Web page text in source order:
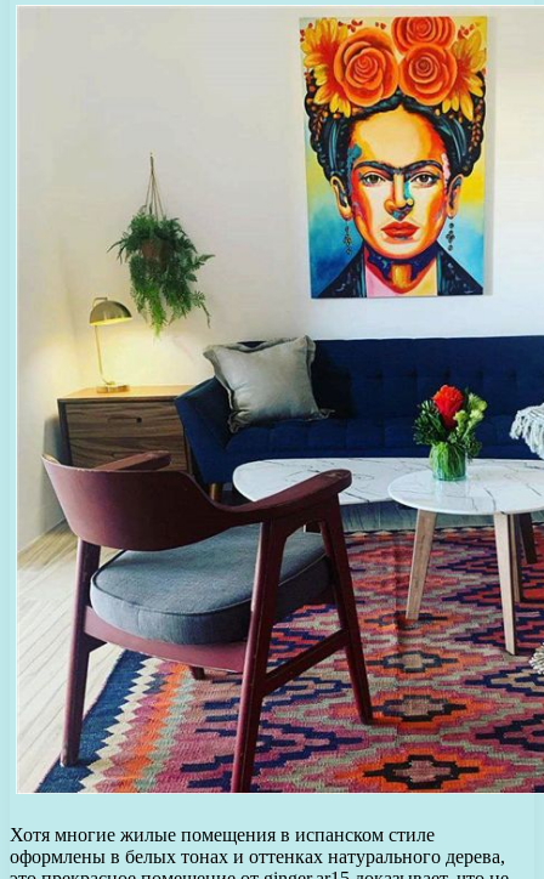
Хотя многие жилые помещения в испанском стиле
оформлены в белых тонах и оттенках натурального дерева,